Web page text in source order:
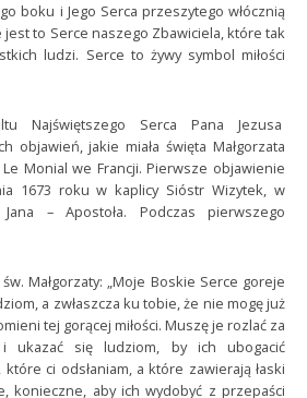
boku i Jego Serca przeszytego włócznią
jest to Serce naszego Zbawiciela, które tak
ludzi. Serce to żywy symbol miłości
Najświętszego Serca Pana Jezusa
objawień, jakie miała święta Małgorzata
Monial we Francji. Pierwsze objawienie
1673 roku w kaplicy Sióstr Wizytek, w
– Apostoła. Podczas pierwszego
Małgorzaty: „Moje Boskie Serce goreje
a zwłaszcza ku tobie, że nie mogę już
tej gorącej miłości. Muszę je rozlać za
i ukazać się ludziom, by ich ubogacić
ci odsłaniam, a które zawierają łaski
konieczne, aby ich wydobyć z przepaści